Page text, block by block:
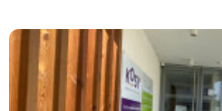
résidence propose également des
magnifique salle d’étude et de
le Vercors. Tous les
haut débit par box individuelle.